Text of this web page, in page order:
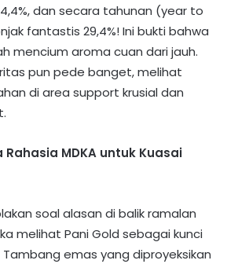
dan secara tahunan (year to
fantastis 29,4%! Ini bukti bahwa
mencium aroma cuan dari jauh.
pun pede banget, melihat
di area support krusial dan
Rahasia MDKA untuk Kuasai
soal alasan di balik ramalan
melihat Pani Gold sebagai kunci
Tambang emas yang diproyeksikan